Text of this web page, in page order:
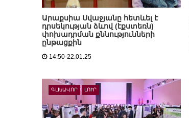
Արաքսիա Սվաջյանը հետևել է
դրսեկության ձևով (էքստեռն)
փոխադրման քննությունների
ընթացքին
14:50-22.01.25
ԳԼԽԱՎՈՐ ԼՈՒՐ